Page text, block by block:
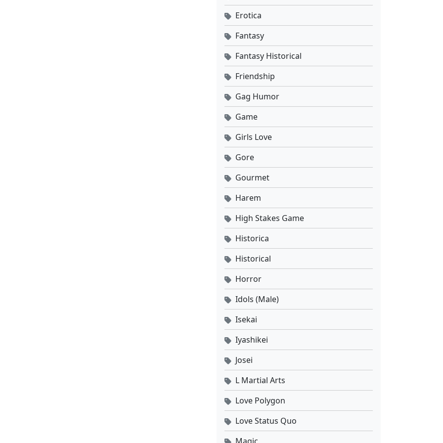
Erotica
Fantasy
Fantasy Historical
Friendship
Gag Humor
Game
Girls Love
Gore
Gourmet
Harem
High Stakes Game
Historica
Historical
Horror
Idols (Male)
Isekai
Iyashikei
Josei
L Martial Arts
Love Polygon
Love Status Quo